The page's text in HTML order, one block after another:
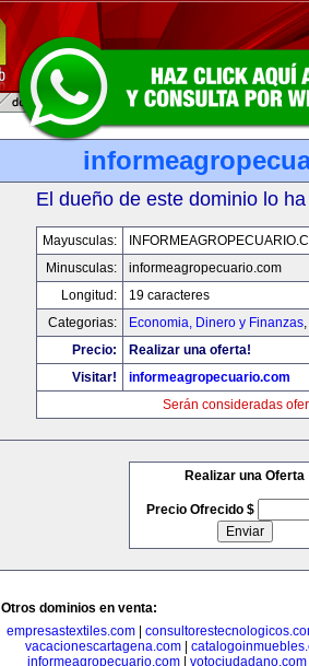
El dueño de este dominio lo
Mayusculas:
Minusculas:
informeagropecuario.com
Longitud:
19 caracteres
Categorias:
Economia, Dinero y Finanzas,
Precio:
Realizar una oferta!
Visitar!
informeagropecuario.com
Serán consideradas
Realizar una Oferta
Precio Ofrecido $
Otros dominios en venta:
empresastextiles.com|
vacacionescartagena.com
informeagropecuario.com| votociudadano.com